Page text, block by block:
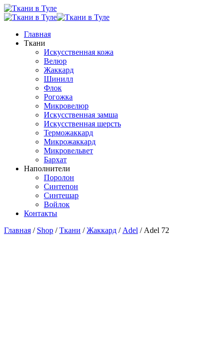
Главная
Ткани
Искусственная кожа
Велюр
Жаккард
Шинилл
Флок
Рогожка
Микровелюр
Искусственная замша
Искусственная шерсть
Терможаккард
Микрожаккард
Микровельвет
Бархат
Наполнители
Поролон
Синтепон
Синтешар
Войлок
Контакты
Главная / Shop /Ткани /Жаккард / Adel / Adel 72